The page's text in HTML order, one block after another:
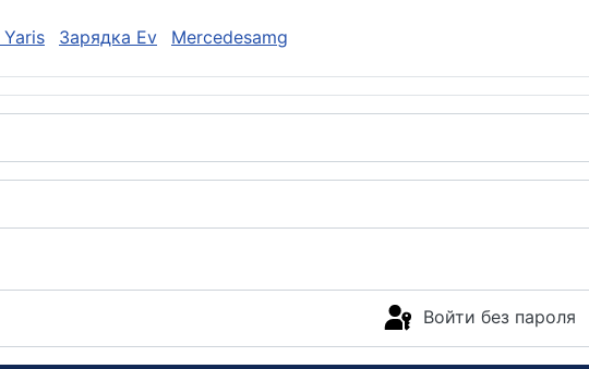
Yaris Зарядка Ev Mercedesamg
Войти без пароля